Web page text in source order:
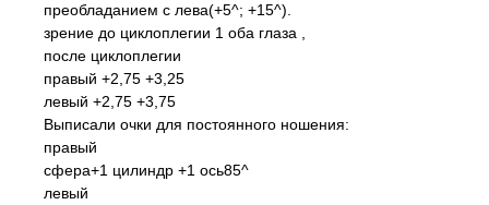
преобладанием с лева(+5^; +15^).
зрение до циклоплегии 1 оба глаза ,
после циклоплегии
правый +2,75 +3,25
левый +2,75 +3,75
Выписали очки для постоянного ношения:
правый
сфера+1 цилиндр +1 ось85^
левый